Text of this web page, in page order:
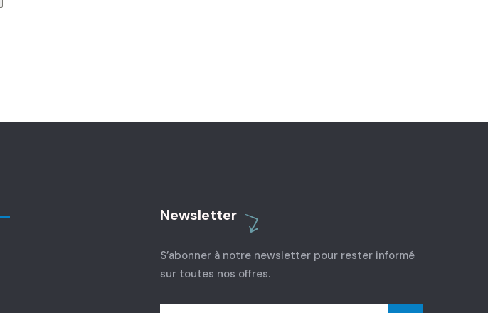
Newsletter
S’abonner à notre newsletter pour rester informé
sur toutes nos offres.